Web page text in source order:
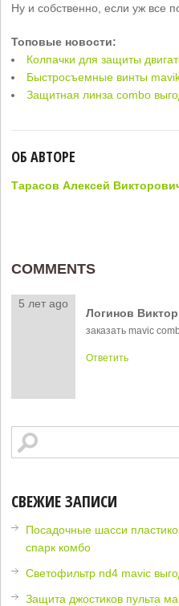
Ну и собственно, если уж все
Топовые новости:
Колпачки для защиты
Быстросъемные винты
Защитная линза combo
ОБ АВТОРЕ
Тарасов Алексей
COMMENTS
5 лет ago
Логинов
заказать mavic
Ответить
СВЕЖИЕ ЗАПИСИ
Посадочные шасси
спарк комбо
Светофильтр nd4 mavic
Защита джостиков пульта